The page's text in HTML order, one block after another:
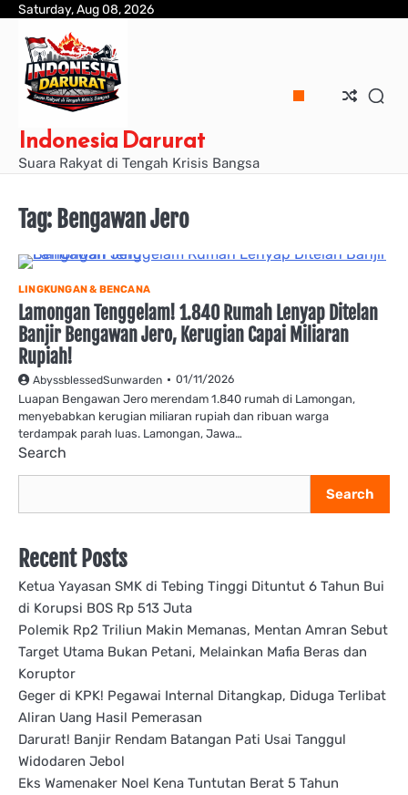
Skip
content
Saturday, Aug 08, 2026
Indonesia Darurat
Suara Rakyat di Tengah Krisis Bangsa
Tag: Bengawan Jero
LINGKUNGAN & BENCANA
Lamongan Tenggelam! 1.840 Rumah Lenyap Ditelan
Banjir Bengawan Jero, Kerugian Capai Miliaran
Rupiah!
AbyssblessedSunwarden 01/11/2026
Luapan Bengawan Jero merendam 1.840 rumah di Lamongan,
menyebabkan kerugian miliaran rupiah dan ribuan warga
terdampak parah luas. Lamongan, Jawa…
Search
Search
Recent Posts
Ketua Yayasan SMK di Tebing Tinggi Dituntut 6 Tahun Bui
di Korupsi BOS Rp 513 Juta
Polemik Rp2 Triliun Makin Memanas, Mentan Amran Sebut
Target Utama Bukan Petani, Melainkan Mafia Beras dan
Koruptor
Geger di KPK! Pegawai Internal Ditangkap, Diduga Terlibat
Aliran Uang Hasil Pemerasan
Darurat! Banjir Rendam Batangan Pati Usai Tanggul
Widodaren Jebol
Eks Wamenaker Noel Kena Tuntutan Berat 5 Tahun